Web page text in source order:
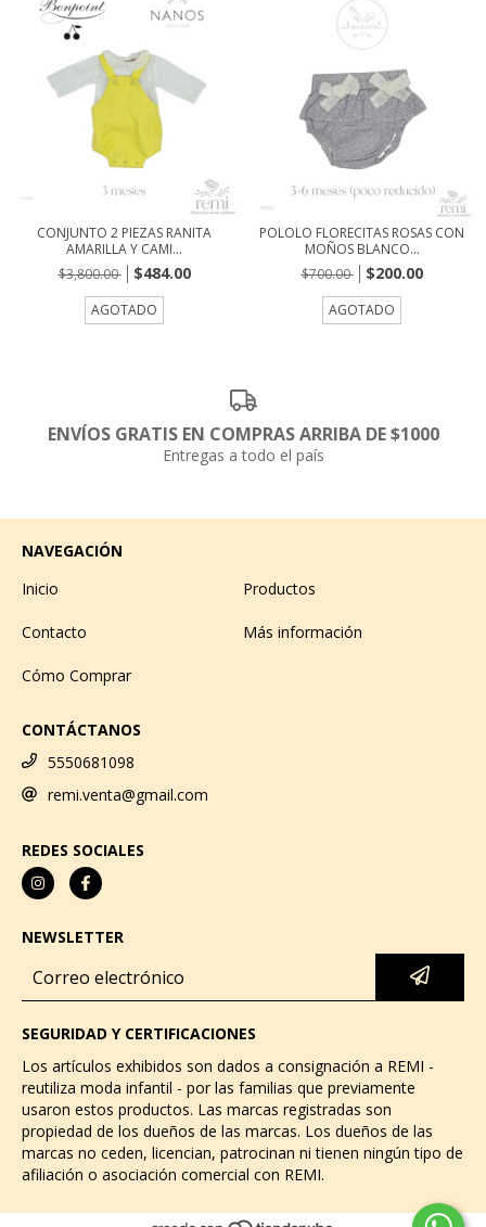
CONJUNTO 2 PIEZAS RANITA
AMARILLA Y CAMI...
$3,800.00
$484.00
AGOTADO
POLOLO FLORECITAS ROSAS CON
MOÑOS BLANCO...
$700.00
$200.00
AGOTADO
ENVÍOS GRATIS EN COMPRAS ARRIBA DE $1000
Entregas a todo el país
NAVEGACIÓN
Inicio
Productos
Contacto Más información
Cómo Comprar
CONTÁCTANOS
5550681098
remi.venta@gmail.com
REDES SOCIALES
NEWSLETTER
SEGURIDAD Y CERTIFICACIONES
Los artículos exhibidos son dados a consignación a REMI -
reutiliza moda infantil - por las familias que previamente
usaron estos productos. Las marcas registradas son
propiedad de los dueños de las marcas. Los dueños de las
marcas no ceden, licencian, patrocinan ni tienen ningún tipo de
afiliación o asociación comercial con REMI.